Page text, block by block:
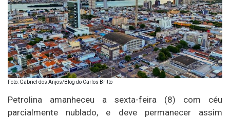
Foto: Gabriel dos Anjos/Blog do Carlos Britto
Petrolina amanheceu a sexta-feira (8) com céu
parcialmente nublado, e deve permanecer assim